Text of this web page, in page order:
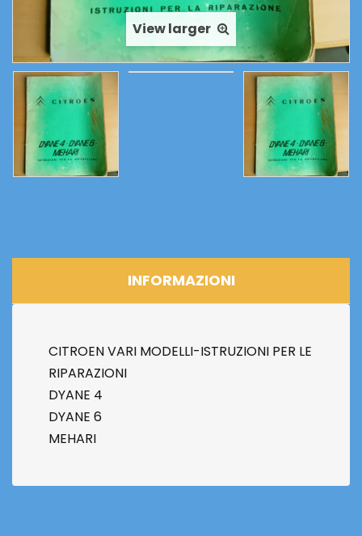
View larger
INFORMAZIONI
CITROEN VARI MODELLI-ISTRUZIONI PER LE
RIPARAZIONI
DYANE 4
DYANE 6
MEHARI